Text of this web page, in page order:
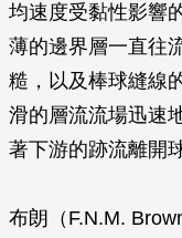
均速度受黏性影響
薄的邊界層一直往
糙，以及棒球縫線
滑的層流流場迅速
著下游的跡流離開
布朗（F.N.M.